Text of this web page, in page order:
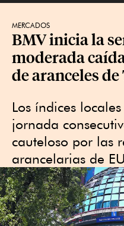
MERCADOS
BMV inicia la
moderada
de aranceles
Los índices
jornada
cauteloso por las
arancelarias de